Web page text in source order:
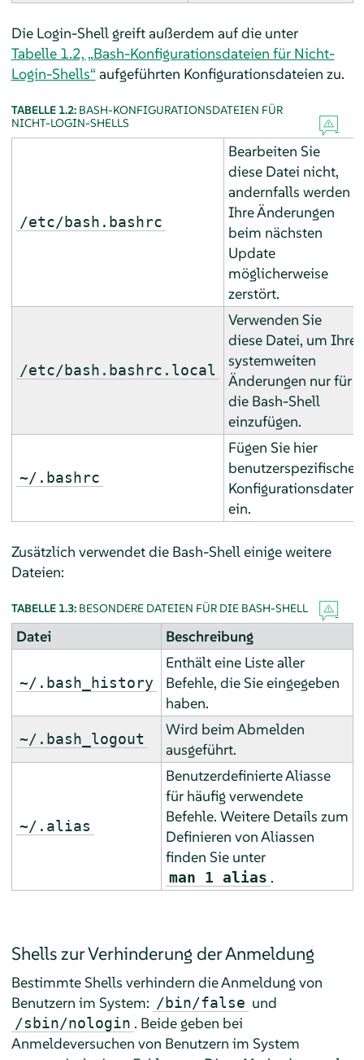
Die Login-Shell greift außerdem auf die unter
Tabelle 1.2, „Bash-Konfigurationsdateien für Nicht-
Login-Shells“aufgeführten Konfigurationsdateien zu.
TABELLE 1.2: BASH-KONFIGURATIONSDATEIEN FÜR
NICHT-LOGIN-SHELLS
/etc/bash.bashrc
Bearbeiten Sie
diese Datei nicht,
andernfalls werden
Ihre Änderungen
beim nächsten
Update
möglicherweise
zerstört.
/etc/bash.bashrc.local
Verwenden Sie
diese Datei, um Ihre
systemweiten
Änderungen nur für
die Bash-Shell
einzufügen.
~/.bashrc
Fügen Sie hier
benutzerspezifische
Konfigurationsdaten
ein.
Zusätzlich verwendet die Bash-Shell einige weitere
Dateien:
TABELLE 1.3: BESONDERE DATEIEN FÜR DIE BASH-SHELL
Datei Beschreibung
~/.bash_history
Enthält eine Liste aller
Befehle, die Sie eingegeben
haben.
~/.bash_logout
Wird beim Abmelden
ausgeführt.
~/.alias
Benutzerdefinierte Aliasse
für häufig verwendete
Befehle. Weitere Details zum
Definieren von Aliassen
finden Sie unter
man 1 alias .
Shells zur Verhinderung der Anmeldung
Bestimmte Shells verhindern die Anmeldung von
Benutzern im System: /bin/false und
/sbin/nologin . Beide geben bei
Anmeldeversuchen von Benutzern im System